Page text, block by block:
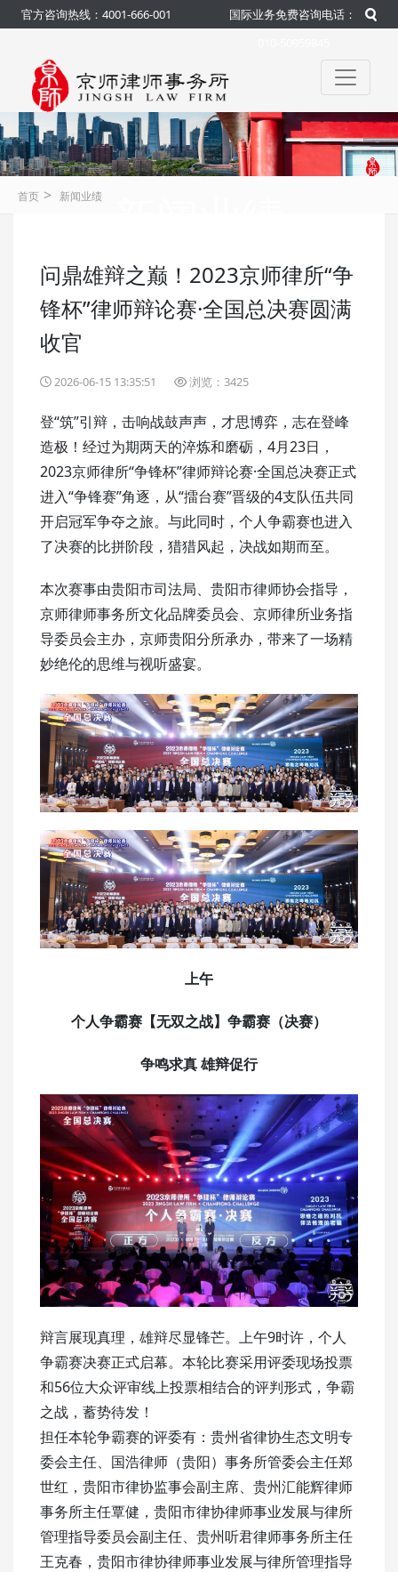
官方咨询热线：4001-666-001
国际业务免费咨询电话：
官方 咨询热线：4001-666-001
首页 > 新闻业绩
问鼎雄辩之巅！2023京师律所“争
锋杯”律师辩论赛·全国总决赛圆满
收官
2026-06-15 13:35:51 浏览：3425
登“筑”引辩，击响战鼓声声，才思博弈，志在登峰
造极！经过为期两天的淬炼和磨砺，4月23日，
2023京师律所“争锋杯”律师辩论赛·全国总决赛正式
进入“争锋赛”角逐，从“擂台赛”晋级的4支队伍共同
开启冠军争夺之旅。与此同时，个人争霸赛也进入
了决赛的比拼阶段，猎猎风起，决战如期而至。
本次赛事由贵阳市司法局、贵阳市律师协会指导，
京师律师事务所文化品牌委员会、京师律所业务指
导委员会主办，京师贵阳分所承办，带来了一场精
妙绝伦的思维与视听盛宴。
上午
个人争霸赛【无双之战】争霸赛（决赛）
争鸣求真 雄辩促行
辩言展现真理，雄辩尽显锋芒。上午9时许，个人
争霸赛决赛正式启幕。本轮比赛采用评委现场投票
和56位大众评审线上投票相结合的评判形式，争霸
之战，蓄势待发！
担任本轮争霸赛的评委有：贵州省律协生态文明专
委会主任、国浩律师（贵阳）事务所管委会主任郑
世红，贵阳市律协监事会副主席、贵州汇能辉律师
事务所主任覃健，贵阳市律协律师事业发展与律所
管理指导委员会副主任、贵州听君律师事务所主任
王克春，贵阳市律协律师事业发展与律所管理指导